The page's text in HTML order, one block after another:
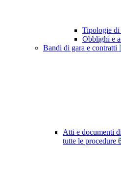
Tipologie
Obblighi e
Bandi di gara e contratti
Atti e documenti
tutte le procedure